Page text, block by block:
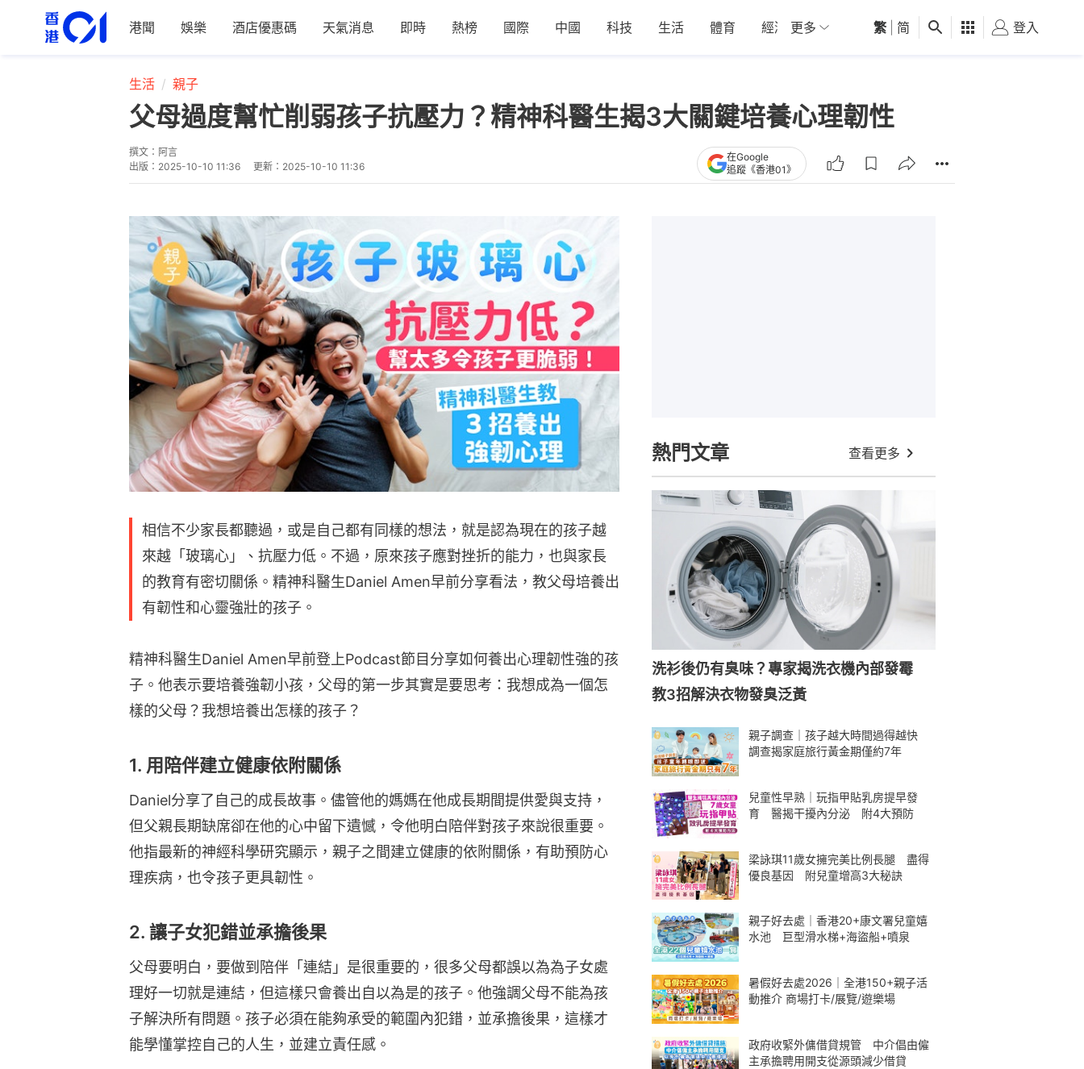
港聞 娛樂 酒店優惠碼 天氣消息 即時 熱榜 國際 中國 科技 生活 體育 經濟 01深圳 觀點 健康 好食玩飛
更多 繁 简 登入
生活 親子
父母過度幫忙削弱孩子抗壓力？精神科醫生揭3大關鍵培養心理韌性
撰文： 阿言
出版： 2025-10-10 11:36 更新： 2025-10-10 11:36
在Google
追蹤《香港01》
相信不少家長都聽過，或是自己都有同樣的想法，就是認為現在的孩子越
來越「玻璃心」、抗壓力低。不過，原來孩子應對挫折的能力，也與家長
的教育有密切關係。精神科醫生Daniel Amen早前分享看法，教父母培養出
有韌性和心靈強壯的孩子。
精神科醫生Daniel Amen早前登上Podcast節目分享如何養出心理韌性強的孩
子。他表示要培養強韌小孩，父母的第一步其實是要思考：我想成為一個怎
樣的父母？我想培養出怎樣的孩子？
1. 用陪伴建立健康依附關係
Daniel分享了自己的成長故事。儘管他的媽媽在他成長期間提供愛與支持，
但父親長期缺席卻在他的心中留下遺憾，令他明白陪伴對孩子來說很重要。
他指最新的神經科學研究顯示，親子之間建立健康的依附關係，有助預防心
理疾病，也令孩子更具韌性。
2. 讓子女犯錯並承擔後果
父母要明白，要做到陪伴「連結」是很重要的，很多父母都誤以為為子女處
理好一切就是連結，但這樣只會養出自以為是的孩子。他強調父母不能為孩
子解決所有問題。孩子必須在能夠承受的範圍內犯錯，並承擔後果，這樣才
能學懂掌控自己的人生，並建立責任感。
熱門文章 查看更多
洗衫後仍有臭味？專家揭洗衣機內部發霉
教3招解決衣物發臭泛黃
親子調查｜孩子越大時間過得越快
調查揭家庭旅行黃金期僅約7年
兒童性早熟｜玩指甲貼乳房提早發
育 醫揭干擾內分泌 附4大預防
梁詠琪11歲女擁完美比例長腿 盡得
優良基因 附兒童增高3大秘訣
親子好去處｜香港20+康文署兒童嬉
水池 巨型滑水梯+海盜船+噴泉
暑假好去處2026｜全港150+親子活
動推介 商場打卡/展覽/遊樂場
政府收緊外傭借貸規管 中介倡由僱
主承擔聘用開支從源頭減少借貸